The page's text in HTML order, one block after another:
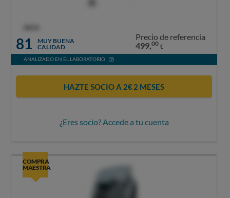
81
MUY BUENA
CALIDAD
Precio de referencia
499,00 €
ANALIZADO EN EL LABORATORIO
HAZTE SOCIO A 2€ 2 MESES
¿Eres socio? Accede a tu cuenta
COMPRA
MAESTRA